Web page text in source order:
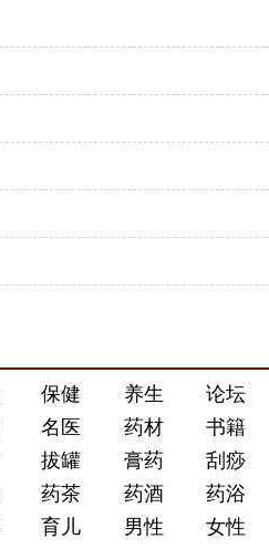
保健 养生
论坛
名医 药材
书籍
拔罐 膏药
刮痧
药茶 药酒
药浴
育儿 男性
女性